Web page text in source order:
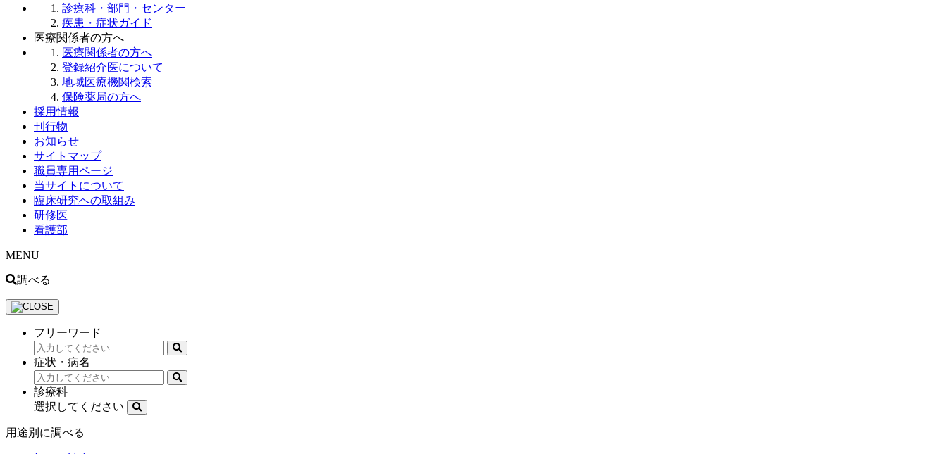
診療科・部門・センター
疾患・症状ガイド
医療関係者の方へ
医療関係者の方へ
登録紹介医について
地域医療機関検索
保険薬局の方へ
採用情報
刊行物
お知らせ
サイトマップ
職員専用ページ
当サイトについて
臨床研究への取組み
研修医
看護部
MENU
調べる
フリーワード
症状・病名
診療科
選択してください
用途別に調べる